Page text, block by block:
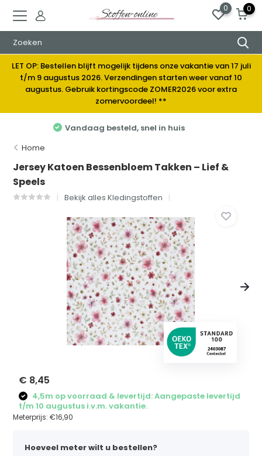
0 0
LET OP: Bestellen blijft mogelijk tijdens onze vakantie van 17 juli
t/m 9 augustus 2026. Verzendingen starten weer vanaf 10
augustus. Gebruik kortingscode ZOMER2026 voor extra
zomervoordeel! **
Elke week nieuwe stoffen
Home
Jersey Katoen Bessenbloem Takken – Lief &
Speels
Bekijk alles Kledingstoffen
€ 8,45
4,5m op voorraad & levertijd: Aangepaste levertijd
t/m 10 augustus i.v.m. vakantie.
Meterprijs:€16,90
Hoeveel meter wilt u bestellen?